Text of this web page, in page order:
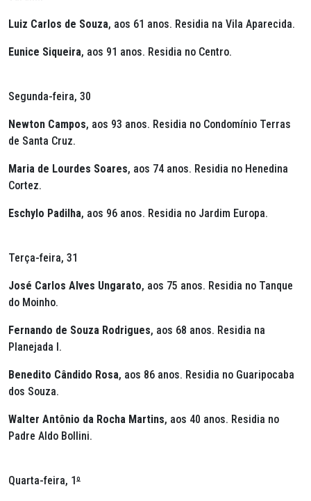
Luiz Carlos de Souza, aos 61 anos. Residia na Vila Aparecida.
Eunice Siqueira, aos 91 anos. Residia no Centro.
Segunda-feira, 30
Newton Campos, aos 93 anos. Residia no Condomínio Terras
de Santa Cruz.
Maria de Lourdes Soares, aos 74 anos. Residia no Henedina
Cortez.
Eschylo Padilha, aos 96 anos. Residia no Jardim Europa.
Terça-feira, 31
José Carlos Alves Ungarato, aos 75 anos. Residia no Tanque
do Moinho.
Fernando de Souza Rodrigues, aos 68 anos. Residia na
Planejada I.
Benedito Cândido Rosa, aos 86 anos. Residia no Guaripocaba
dos Souza.
Walter Antônio da Rocha Martins, aos 40 anos. Residia no
Padre Aldo Bollini.
Quarta-feira, 1º